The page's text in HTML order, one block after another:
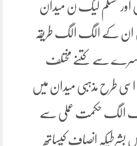
اور مسلم لیگ ن میدان
ان کے الگ الگ طریقہ
دوسرے سے کتنے مختلف
اسی طرح مذہبی میدان میں
الگ الگ حکمت عملی سے
بشرطیکہ انصاف کیساتھ